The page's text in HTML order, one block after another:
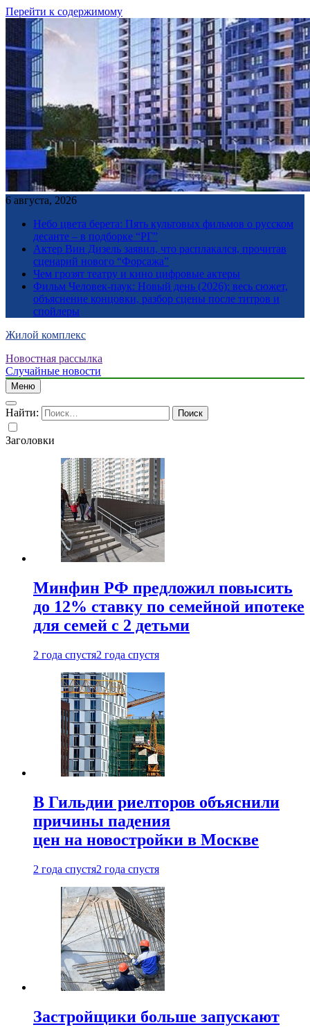
Перейти к содержимому
6 августа, 2026
Небо цвета берета: Пять культовых фильмов о русском
десанте – в подборке “РГ”
Актер Вин Дизель заявил, что расплакался, прочитав
сценарий нового “Форсажа”
Чем грозят театру и кино цифровые актеры
Фильм Человек-паук: Новый день (2026): весь сюжет,
объяснение концовки, разбор сцены после титров и
спойлеры
Жилой комплекс
Новостная рассылка
Случайные новости
Меню
Найти:
Заголовки
Минфин РФ предложил повысить
до 12% ставку по семейной ипотеке
для семей с 2 детьми
2 года спустя2 года спустя
В Гильдии риелторов объяснили
причины падения
цен на новостройки в Москве
2 года спустя2 года спустя
Застройщики больше запускают